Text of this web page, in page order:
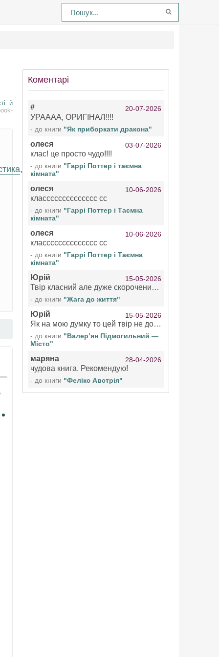
й
,
Коментарі
# 20-07-2026
УРАААА, ОРИГІНАЛ!!!!
- до книги "Як приборкати дракона"
олеся 03-07-2026
клас! це просто чудо!!!!
- до книги "Гаррі Поттер і таємна
кімната"
олеся 10-06-2026
класссссссссссссс сс
- до книги "Гаррі Поттер і Таємна
кімната"
олеся 10-06-2026
класссссссссссссс сс
- до книги "Гаррі Поттер і Таємна
кімната"
Юрій 15-05-2026
Твір класний але дуже скорочений якщо вже озвучуєте то бажано цілі твори
- до книги "Жага до життя"
Юрій 15-05-2026
Як на мою думку то цей твір не дотягує бути у топ 100 аудіокниг
- до книги "Валер’ян Підмогильний —
Місто"
маряна 28-04-2026
чудова книга. Рекомендую!
- до книги "Фелікс Австрія"